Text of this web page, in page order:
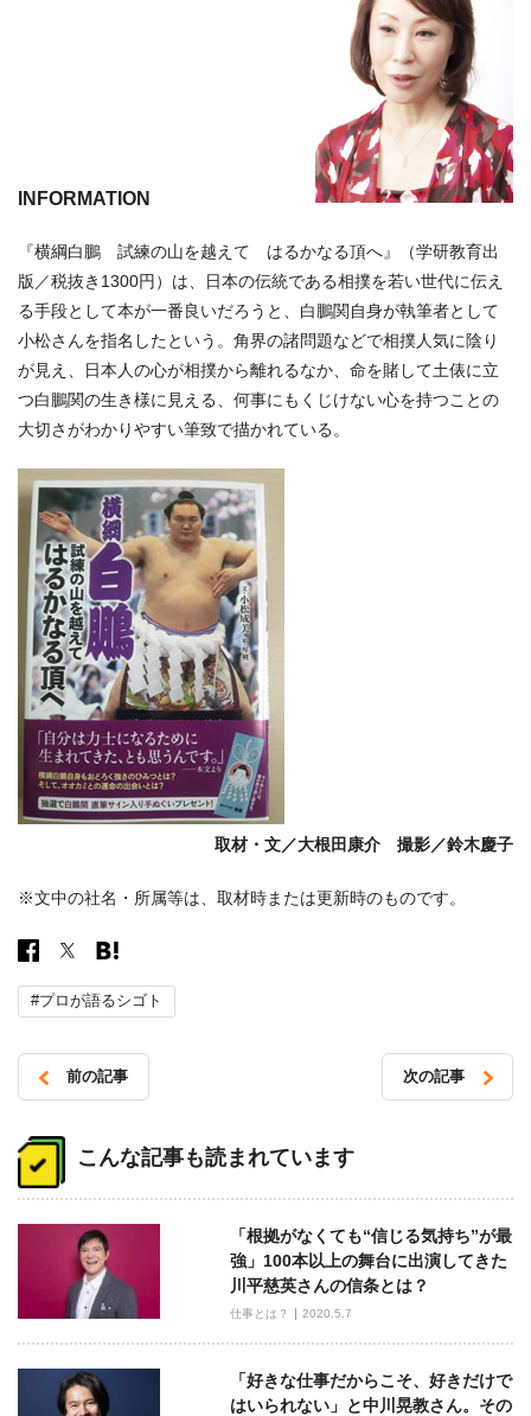
INFORMATION
『横綱白鵬 試練の山を越えて はるかなる頂へ』（学研教育出
版／税抜き1300円）は、日本の伝統である相撲を若い世代に伝え
る手段として本が一番良いだろうと、白鵬関自身が執筆者として
小松さんを指名したという。角界の諸問題などで相撲人気に陰り
が見え、日本人の心が相撲から離れるなか、命を賭して土俵に立
つ白鵬関の生き様に見える、何事にもくじけない心を持つことの
大切さがわかりやすい筆致で描かれている。
取材・文／大根田康介 撮影／鈴木慶子
※文中の社名・所属等は、取材時または更新時のものです。
#プロが語るシゴト
稿
ナ
ョ
ン
前の記事 次の記事
こんな記事も読まれています
「根拠がなくても“信じる気持ち”が最
強」100本以上の舞台に出演してきた
川平慈英さんの信条とは？
仕事とは？ 2020.5.7
「好きな仕事だからこそ、好きだけで
はいられない」と中川晃教さん。その